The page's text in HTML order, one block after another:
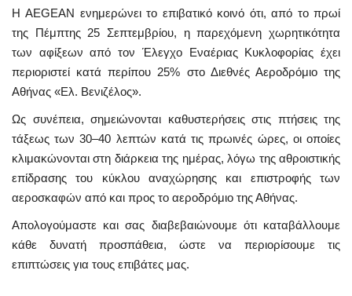
Η AEGEAN ενημερώνει το επιβατικό κοινό ότι, από το πρωί
της Πέμπτης 25 Σεπτεμβρίου, η παρεχόμενη χωρητικότητα
των αφίξεων από τον Έλεγχο Εναέριας Κυκλοφορίας έχει
περιοριστεί κατά περίπου 25% στο Διεθνές Αεροδρόμιο της
Αθήνας «Ελ. Βενιζέλος».
Ως συνέπεια, σημειώνονται καθυστερήσεις στις πτήσεις της
τάξεως των 30–40 λεπτών κατά τις πρωινές ώρες, οι οποίες
κλιμακώνονται στη διάρκεια της ημέρας, λόγω της αθροιστικής
επίδρασης του κύκλου αναχώρησης και επιστροφής των
αεροσκαφών από και προς το αεροδρόμιο της Αθήνας.
Απολογούμαστε και σας διαβεβαιώνουμε ότι καταβάλλουμε
κάθε δυνατή προσπάθεια, ώστε να περιορίσουμε τις
επιπτώσεις για τους επιβάτες μας.